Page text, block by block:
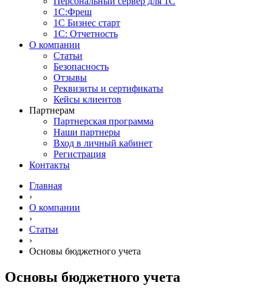
1С:Фреш
1С Бизнес старт
1С: Отчетность
О компании
Статьи
Безопасность
Отзывы
Реквизиты и сертификаты
Кейсы клиентов
Партнерам
Партнерская программа
Наши партнеры
Вход в личный кабинет
Регистрация
Контакты
Главная
›
О компании
›
Статьи
›
Основы бюджетного учета
Основы бюджетного учета